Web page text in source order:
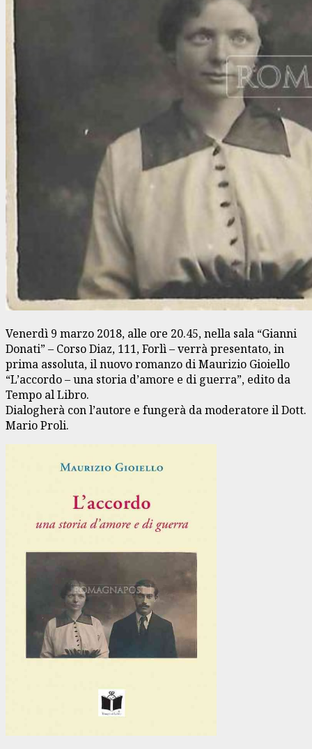
Venerdì 9 marzo 2018, alle ore 20.45, nella sala “Gianni
Donati” – Corso Diaz, 111, Forlì – verrà presentato, in
prima assoluta, il nuovo romanzo di Maurizio Gioiello
“L’accordo – una storia d’amore e di guerra”, edito da
Tempo al Libro.
Dialogherà con l’autore e fungerà da moderatore il Dott.
Mario Proli.